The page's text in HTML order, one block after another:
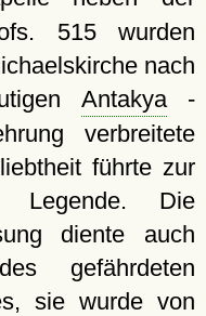
515 wurden
nach
Antakya-
verbreitete
führte zur
Legende. Die
diente auch
gefährdeten
sie wurde von